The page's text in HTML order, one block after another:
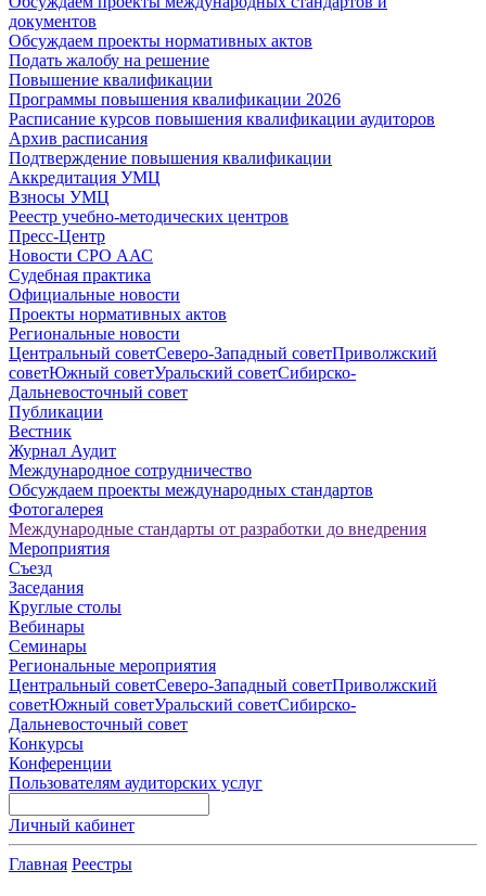
документов
Обсуждаем проекты нормативных актов
Подать жалобу на решение
Повышение квалификации
Программы повышения квалификации 2026
Расписание курсов повышения квалификации аудиторов
Архив расписания
Подтверждение повышения квалификации
Аккредитация УМЦ
Взносы УМЦ
Реестр учебно-методических центров
Пресс-Центр
Новости СРО ААС
Судебная практика
Официальные новости
Проекты нормативных актов
Региональные новости
Центральный советСеверо-Западный советПриволжский
советЮжный советУральский советСибирско-
Дальневосточный совет
Публикации
Вестник
Журнал Аудит
Международное сотрудничество
Обсуждаем проекты международных стандартов
Фотогалерея
Международные стандарты от разработки до внедрения
Мероприятия
Съезд
Заседания
Круглые столы
Вебинары
Семинары
Региональные мероприятия
Центральный советСеверо-Западный советПриволжский
советЮжный советУральский советСибирско-
Дальневосточный совет
Конкурсы
Конференции
Пользователям аудиторских услуг
Личный кабинет
Главная Реестры